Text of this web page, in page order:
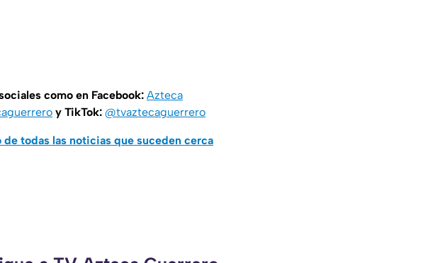
como en Facebook: Azteca
y TikTok: @tvaztecaguerrero
todas las noticias que suceden cerca